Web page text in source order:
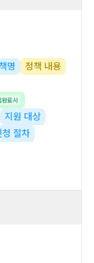
명
정책 내용
완료시
지원 대상
청 절차